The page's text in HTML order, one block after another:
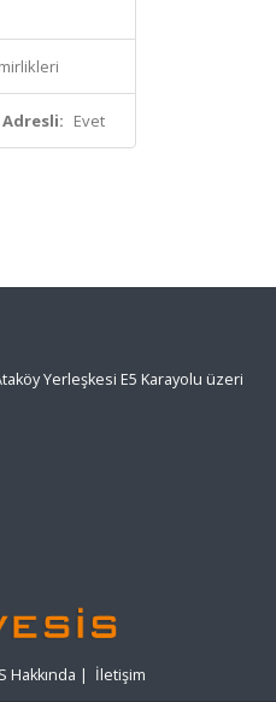
Evet
Yerleşkesi E5 Karayolu üzeri
Hakkında | İletişim